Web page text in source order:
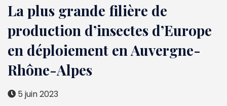
La plus grande filière de
production d’insectes d’Europe
en déploiement en Auvergne-
Rhône-Alpes
5 juin 2023